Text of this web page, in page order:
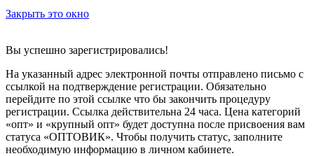
Закрыть это окно
Вы успешно зарегистрировались!
На указанный адрес электронной почты отправлено письмо с
ссылкой на подтверждение регистрации. Обязательно
перейдите по этой ссылке что бы закончить процедуру
регистрации. Ссылка действительна 24 часа. Цена категорий
«опт» и «крупный опт» будет доступна после присвоения вам
статуса «ОПТОВИК». Чтобы получить статус, заполните
необходимую информацию в личном кабинете.